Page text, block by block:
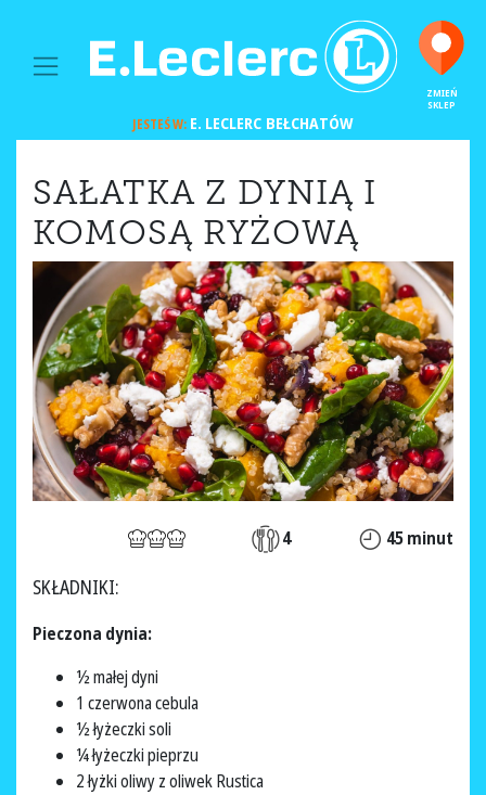
MAIN NAVIGATION
ZMIEŃ
SKLEP
JESTEŚ W: E. LECLERC BEŁCHATÓW
SAŁATKA Z DYNIĄ I
KOMOSĄ RYŻOWĄ
4 45 minut
SKŁADNIKI:
Pieczona dynia:
½ małej dyni
1 czerwona cebula
½ łyżeczki soli
¼ łyżeczki pieprzu
2 łyżki oliwy z oliwek Rustica